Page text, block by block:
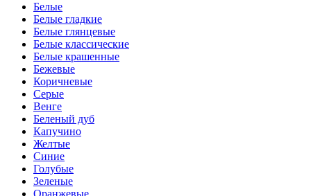
Белые
Белые гладкие
Белые глянцевые
Белые классические
Белые крашенные
Бежевые
Коричневые
Серые
Венге
Беленый дуб
Капучино
Желтые
Синие
Голубые
Зеленые
Оранжевые